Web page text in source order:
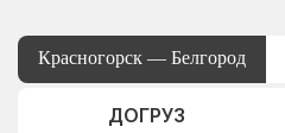
Красногорск — Белгород
ДОГРУЗ